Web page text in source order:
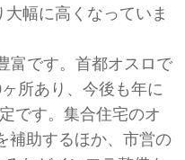
幅に高くなっていま
富です。首都オスロで
所あり、今後も年に
です。集合住宅のオ
補助するほか、市営の